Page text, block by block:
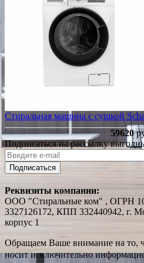
Стиральная машина с сушкой
59620
Подписаться на рассылку
Подписаться
Реквизиты компании:
ООО "Стиральные ком" , ОГРН
3327126172, КПП 332440942, г.
корпус 1
Обращаем Ваше внимание на то,
носит исключительно